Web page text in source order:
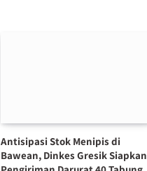
Antisipasi Stok Menipis di
Bawean, Dinkes Gresik Siapkan